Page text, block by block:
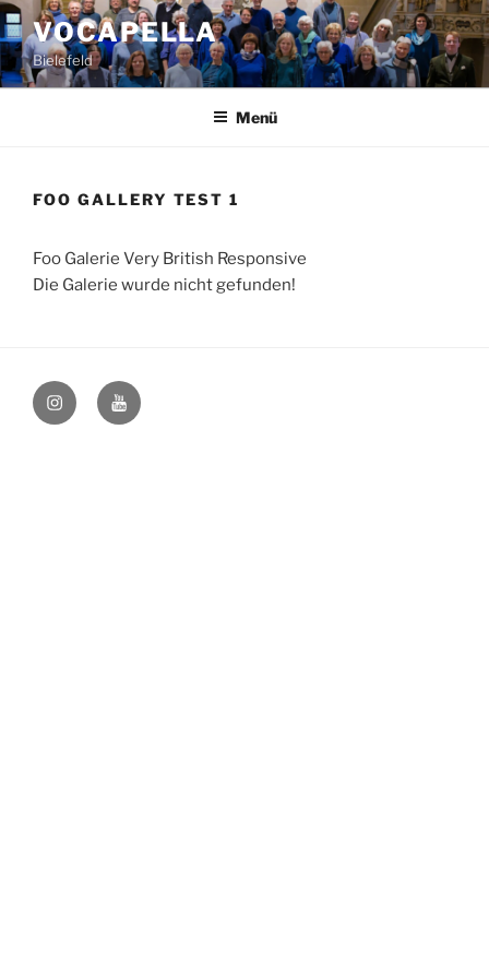
Zum
Inhalt
springen
VOCAPELLA
Bielefeld
Menü
FOO GALLERY TEST 1
Foo Galerie Very British Responsive
Die Galerie wurde nicht gefunden!
@vocapellabielefeld
YouTube
–